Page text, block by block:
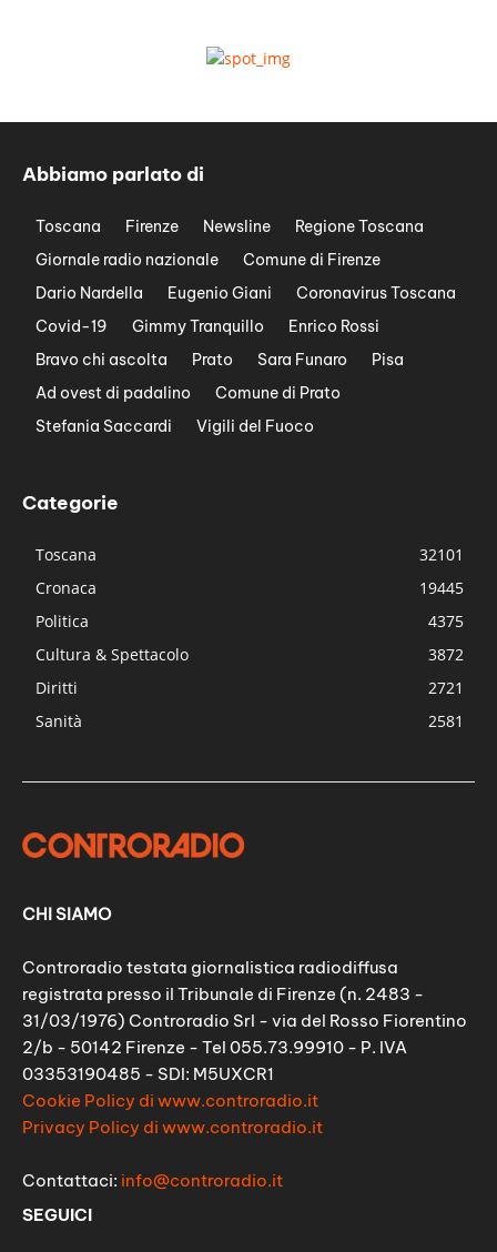
Abbiamo parlato di
Toscana Firenze Newsline
Regione Toscana
Giornale radio nazionale
Comune di Firenze
Dario Nardella
Eugenio Giani
Coronavirus Toscana
Covid-19
Gimmy Tranquillo
Enrico Rossi
Bravo chi ascolta
Prato Sara Funaro
Pisa
Ad ovest di padalino
Comune di Prato
Stefania Saccardi
Vigili del Fuoco
Categorie
Toscana
32101
Cronaca
19445
Politica
4375
Cultura & Spettacolo
3872
Diritti
2721
Sanità
2581
CHI SIAMO
Controradio testata giornalistica radiodiffusa
registrata presso il Tribunale di Firenze (n. 2483 -
31/03/1976) Controradio Srl - via del Rosso Fiorentino
2/b - 50142 Firenze - Tel 055.73.99910 - P. IVA
03353190485 - SDI: M5UXCR1
Cookie Policy di www.controradio.it
Privacy Policy di www.controradio.it
Contattaci: info@controradio.it
SEGUICI